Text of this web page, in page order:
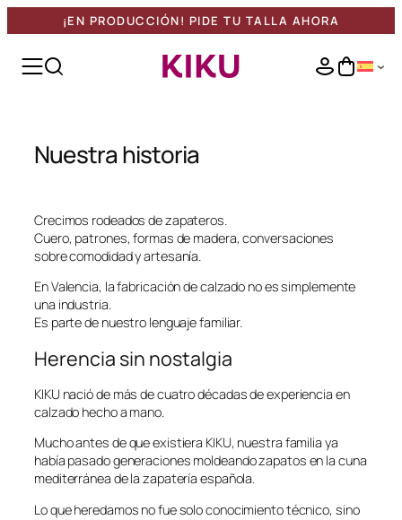
¡EN PRODUCCIÓN! PIDE TU TALLA AHORA
contenido
Madrid Jane
Baiona
Cambados
Alhambra
Todos los zapatos
Botón de búsqueda
Nuestra historia
Crecimos rodeados de zapateros.
Cuero, patrones, formas de madera, conversaciones
sobre comodidad y artesanía.
En Valencia, la fabricación de calzado no es simplemente
una industria.
Es parte de nuestro lenguaje familiar.
Herencia sin nostalgia
KIKU nació de más de cuatro décadas de experiencia en
calzado hecho a mano.
Mucho antes de que existiera KIKU, nuestra familia ya
había pasado generaciones moldeando zapatos en la cuna
mediterránea de la zapatería española.
Lo que heredamos no fue solo conocimiento técnico, sino